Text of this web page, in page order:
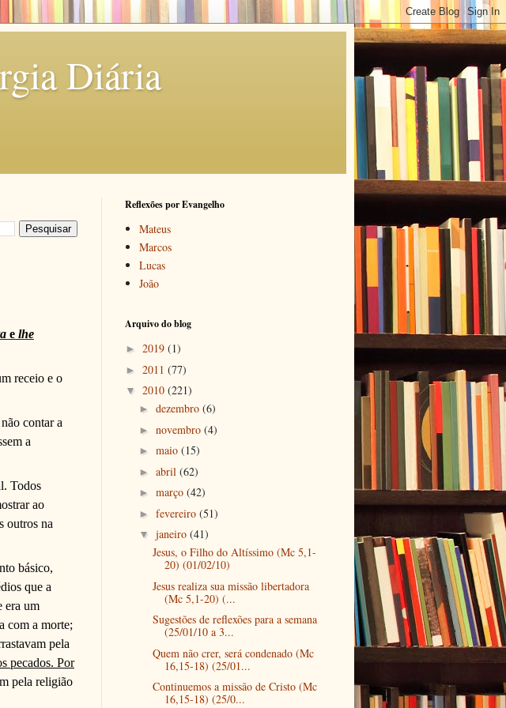
Diária
e lhe
receio e o
contar a
a
. Todos
ao
outros na
básico,
que a
era um
com a morte;
pela
pecados. Por
pela religião
Reflexões por Evangelho
Mateus
Marcos
Lucas
João
Arquivo do blog
► 2019 (1)
► 2011 (77)
▼ 2010 (221)
► dezembro (6)
► novembro (4)
► maio (15)
► abril (62)
► março (42)
► fevereiro (51)
▼ janeiro (41)
Jesus, o Filho do Altíssimo (Mc 5,1-
20) (01/02/10)
Jesus realiza sua missão libertadora
(Mc 5,1-20) (...
Sugestões de reflexões para a semana
(25/01/10 a 3...
Quem não crer, será condenado (Mc
16,15-18) (25/01...
Continuemos a missão de Cristo (Mc
16,15-18) (25/0...